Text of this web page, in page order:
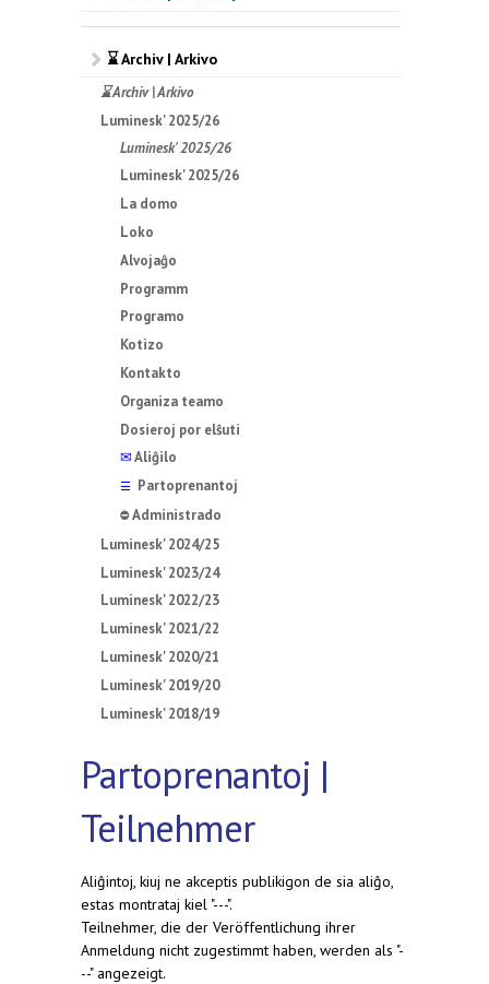
⌛ Archiv | Arkivo
⌛ Archiv | Arkivo
Luminesk' 2025/26
Luminesk' 2025/26
Luminesk' 2025/26
La domo
Loko
Alvojaĝo
Programm
Programo
Kotizo
Kontakto
Organiza teamo
Dosieroj por elŝuti
✉Aliĝilo
☰ Partoprenantoj
⛔Administrado
Luminesk' 2024/25
Luminesk' 2023/24
Luminesk' 2022/23
Luminesk' 2021/22
Luminesk' 2020/21
Luminesk' 2019/20
Luminesk' 2018/19
Partoprenantoj |
Teilnehmer
Aliĝintoj, kiuj ne akceptis publikigon de sia aliĝo,
estas montrataj kiel "---".
Teilnehmer, die der Veröffentlichung ihrer
Anmeldung nicht zugestimmt haben, werden als "-
--" angezeigt.